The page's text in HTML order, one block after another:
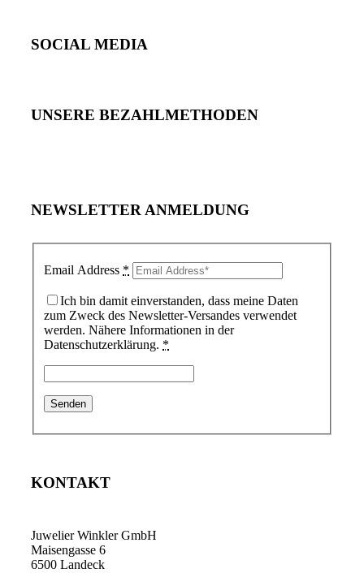
SOCIAL MEDIA
UNSERE BEZAHLMETHODEN
NEWSLETTER ANMELDUNG
Email Address *
Ich bin damit einverstanden, dass meine Daten
zum Zweck des Newsletter-Versandes verwendet
werden. Nähere Informationen in der
Datenschutzerklärung. *
KONTAKT
Juwelier Winkler GmbH
Maisengasse 6
6500 Landeck